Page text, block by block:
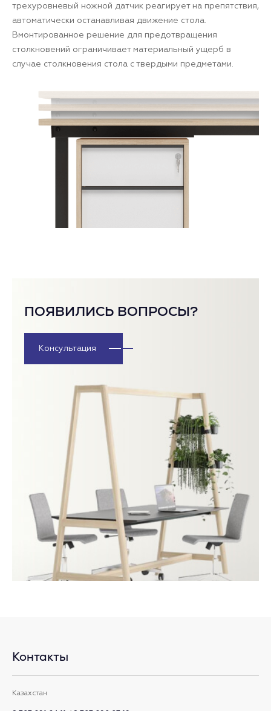
трехуровневый ножной датчик реагирует на препятствия,
автоматически останавливая движение стола.
Вмонтированное решение для предотвращения
столкновений ограничивает материальный ущерб в
случае столкновения стола с твердыми предметами.
ПОЯВИЛИСЬ ВОПРОСЫ?
Консультация
Контакты
Казахстан